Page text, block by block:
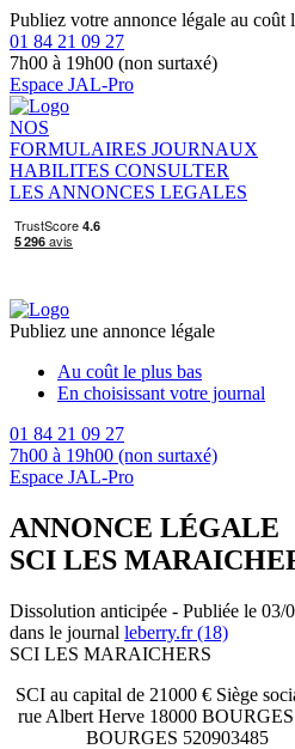
Publiez votre annonce légale au coût
01 84 21 09 27
7h00 à 19h00 (non surtaxé)
Espace JAL-Pro
NOS
FORMULAIRES JOURNAUX
HABILITES CONSULTER
LES ANNONCES LEGALES
Publiez une annonce légale
Au coût le plus bas
En choisissant votre journal
01 84 21 09 27
7h00 à 19h00 (non surtaxé)
Espace JAL-Pro
ANNONCE LÉGALE
SCI LES
Dissolution anticipée - Publiée le 03/
dans le journal leberry.fr (18)
SCI LES MARAICHERS
SCI au capital de 21000 € Siège
rue Albert Herve 18000
BOURGES 520903485